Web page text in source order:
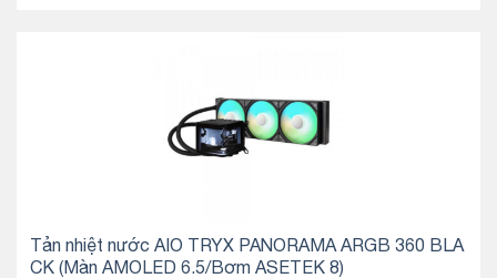
Tản nhiệt nước AIO TRYX PANORAMA ARGB 360 BLA
CK (Màn AMOLED 6.5/Bơm ASETEK 8)